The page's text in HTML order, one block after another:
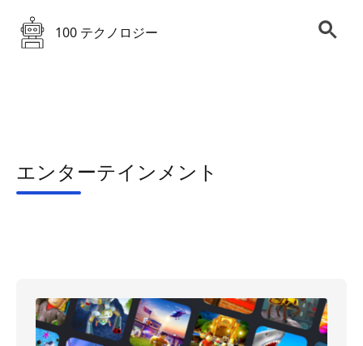
100 テクノロジー
エンターテインメント